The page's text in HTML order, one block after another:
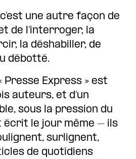
c’est une autre façon de
de l’interroger, la
la déshabiller, de
débotté.
Presse Express » est
auteurs, et d’un
sous la pression du
le jour même – ils
surlignent,
de quotidiens